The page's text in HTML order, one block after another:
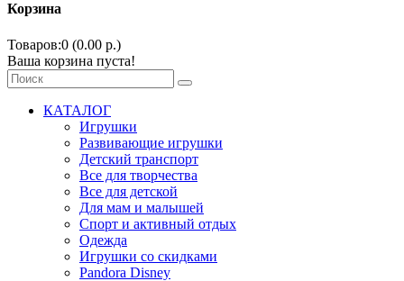
Корзина
Товаров:0 (0.00 р.)
Ваша корзина пуста!
КАТАЛОГ
Игрушки
Развивающие игрушки
Детский транспорт
Все для творчества
Все для детской
Для мам и малышей
Спорт и активный отдых
Одежда
Игрушки со скидками
Pandora Disney